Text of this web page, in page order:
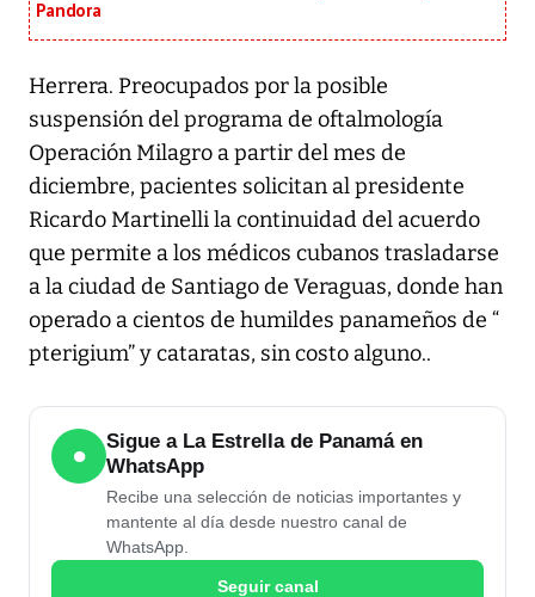
Pandora
Herrera. Preocupados por la posible
suspensión del programa de oftalmología
Operación Milagro a partir del mes de
diciembre, pacientes solicitan al presidente
Ricardo Martinelli la continuidad del acuerdo
que permite a los médicos cubanos trasladarse
a la ciudad de Santiago de Veraguas, donde han
operado a cientos de humildes panameños de “
pterigium” y cataratas, sin costo alguno..
●
Sigue a La Estrella de Panamá en
WhatsApp
Recibe una selección de noticias importantes y
mantente al día desde nuestro canal de
WhatsApp.
Seguir canal